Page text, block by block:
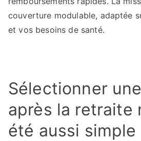
couverture modulable, adaptée
et vos besoins de santé.
Sélectionner
après la retraite
été aussi simple